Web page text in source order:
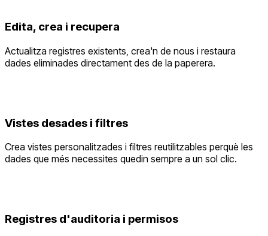
Edita, crea i recupera
Actualitza registres existents, crea'n de nous i restaura
dades eliminades directament des de la paperera.
Vistes desades i filtres
Crea vistes personalitzades i filtres reutilitzables perquè les
dades que més necessites quedin sempre a un sol clic.
Registres d'auditoria i permisos